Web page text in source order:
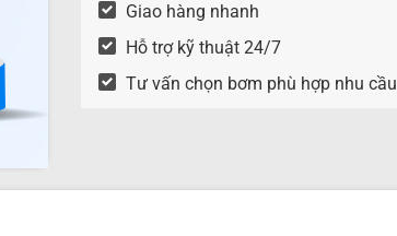
Giao hàng nhanh
Hỗ trợ kỹ thuật 24/7
Tư vấn chọn bơm phù hợp nhu cầu